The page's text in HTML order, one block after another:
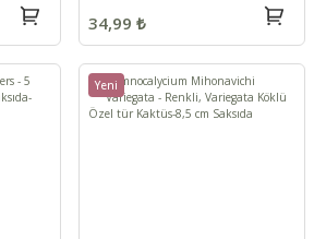
34,99 ₺
Yeni